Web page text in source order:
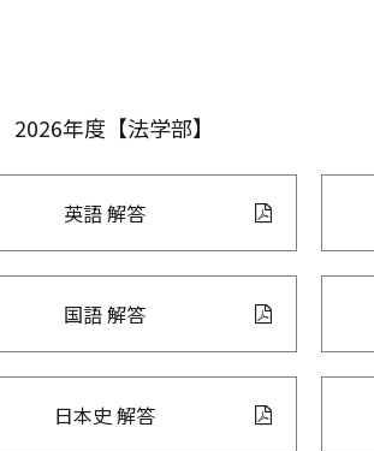
2026年度【法学部】
英語 解答
国語 解答
日本史 解答